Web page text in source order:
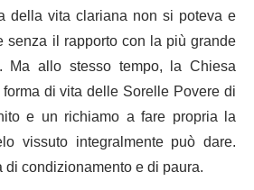
della vita clariana non si poteva e
senza il rapporto con la più grande
Ma allo stesso tempo, la Chiesa
di vita delle Sorelle Povere di
e un richiamo a fare propria la
vissuto integralmente può dare.
condizionamento e di paura.